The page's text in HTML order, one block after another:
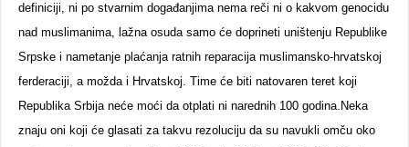
definiciji, ni po stvarnim događanjima nema reči ni o kakvom genocidu
nad muslimanima, lažna osuda samo će doprineti uništenju Republike
Srpske i nametanje plaćanja ratnih reparacija muslimansko-hrvatskoj
ferderaciji, a možda i Hrvatskoj. Time će biti natovaren teret koji
Republika Srbija neće moći da otplati ni narednih 100 godina.Neka
znaju oni koji će glasati za takvu rezoluciju da su navukli omču oko